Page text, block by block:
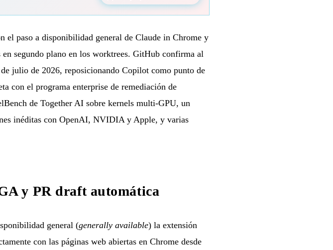
el paso a disponibilidad general de Claude in Chrome y
segundo plano en los worktrees. GitHub confirma al
julio de 2026, reposicionando Copilot como punto de
con el programa enterprise de remediación de
de Together AI sobre kernels multi-GPU, un
inéditas con OpenAI, NVIDIA y Apple, y varias
y PR draft automática
general (generally available) la extensión
con las páginas web abiertas en Chrome desde